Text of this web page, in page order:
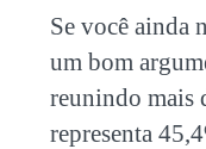
Se você ainda
um bom
reunindo mais
representa